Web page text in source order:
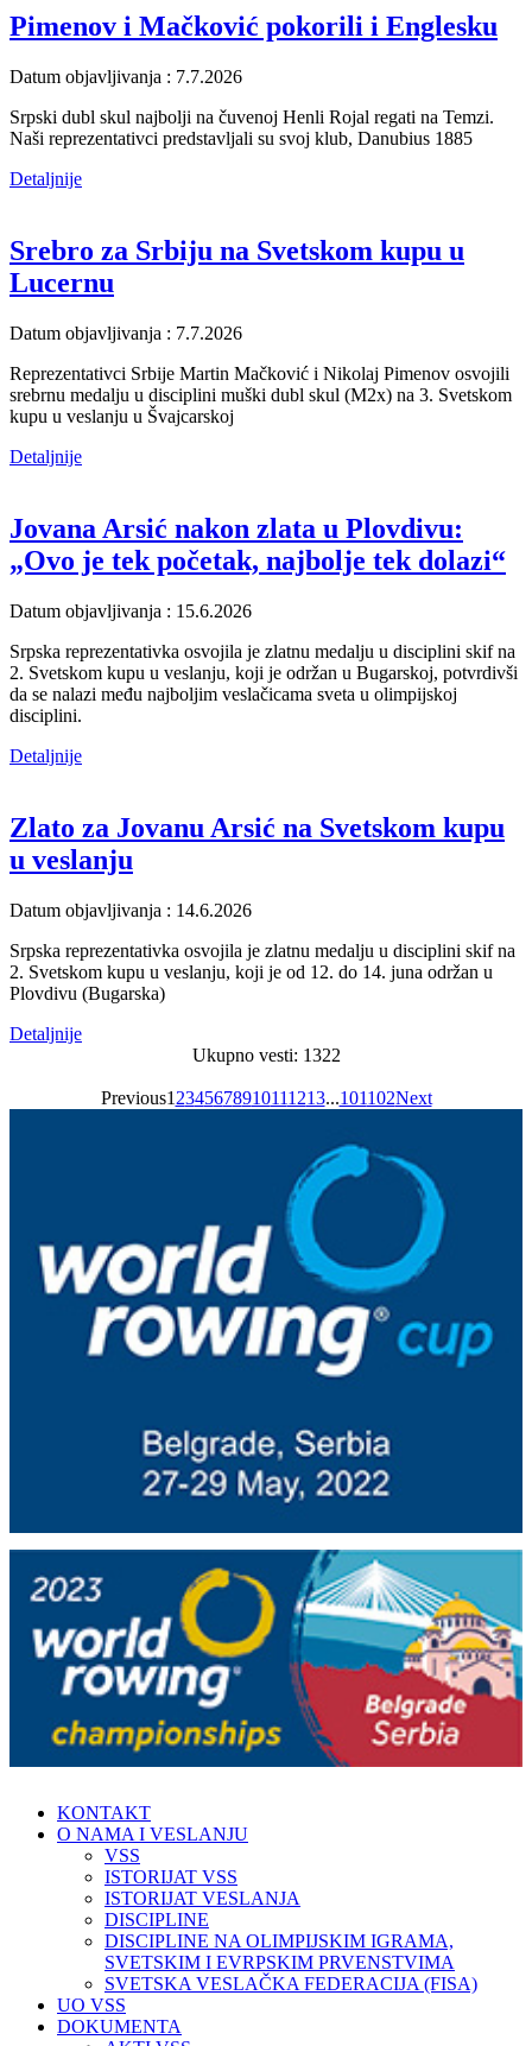
Pimenov i Mačković pokorili i Englesku
Datum objavljivanja : 7.7.2026
Srpski dubl skul najbolji na čuvenoj Henli Rojal regati na Temzi.
Naši reprezentativci predstavljali su svoj klub, Danubius 1885
Detaljnije
Srebro za Srbiju na Svetskom kupu u
Lucernu
Datum objavljivanja : 7.7.2026
Reprezentativci Srbije Martin Mačković i Nikolaj Pimenov osvojili
srebrnu medalju u disciplini muški dubl skul (M2x) na 3. Svetskom
kupu u veslanju u Švajcarskoj
Detaljnije
Jovana Arsić nakon zlata u Plovdivu:
„Ovo je tek početak, najbolje tek dolazi“
Datum objavljivanja : 15.6.2026
Srpska reprezentativka osvojila je zlatnu medalju u disciplini skif na
2. Svetskom kupu u veslanju, koji je održan u Bugarskoj, potvrdivši
da se nalazi među najboljim veslačicama sveta u olimpijskoj
disciplini.
Detaljnije
Zlato za Jovanu Arsić na Svetskom kupu
u veslanju
Datum objavljivanja : 14.6.2026
Srpska reprezentativka osvojila je zlatnu medalju u disciplini skif na
2. Svetskom kupu u veslanju, koji je od 12. do 14. juna održan u
Plovdivu (Bugarska)
Detaljnije
Ukupno vesti: 1322
Previous1 2345678910111213...101102Next
KONTAKT
O NAMA I VESLANJU
VSS
ISTORIJAT VSS
ISTORIJAT VESLANJA
DISCIPLINE
DISCIPLINE NA OLIMPIJSKIM IGRAMA,
SVETSKIM I EVRPSKIM PRVENSTVIMA
SVETSKA VESLAČKA FEDERACIJA (FISA)
UO VSS
DOKUMENTA